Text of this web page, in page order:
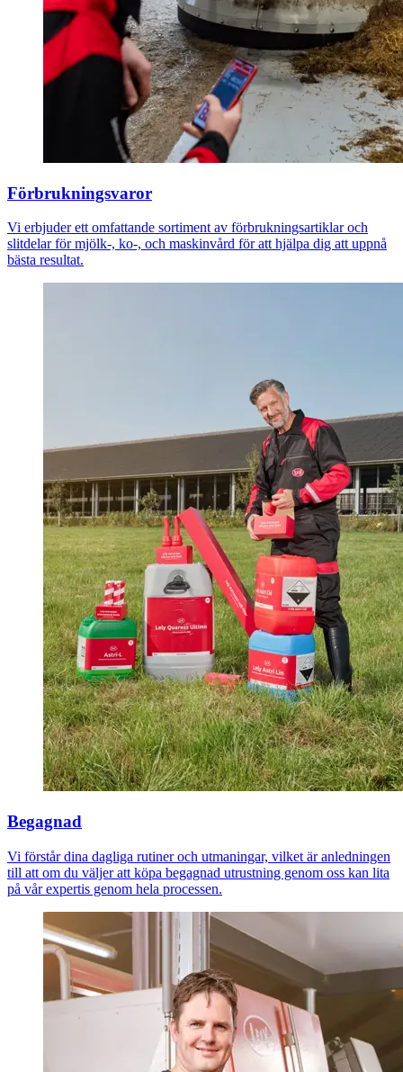
Förbrukningsvaror
Vi erbjuder ett omfattande sortiment av förbrukningsartiklar och
slitdelar för mjölk-, ko-, och maskinvård för att hjälpa dig att uppnå
bästa resultat.
Begagnad
Vi förstår dina dagliga rutiner och utmaningar, vilket är anledningen
till att om du väljer att köpa begagnad utrustning genom oss kan lita
på vår expertis genom hela processen.